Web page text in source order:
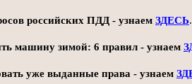
российских ПДД - узнаем ЗДЕСЬ.
машину зимой: 6 правил - узнаем
уже выданные права - узнаем